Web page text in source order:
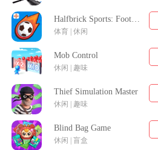
Halfbrick Sports: Football
体育 | 休闲
Mob Control
休闲 | 趣味
Thief Simulation Master
休闲 | 趣味
Blind Bag Game
休闲 | 盲盒